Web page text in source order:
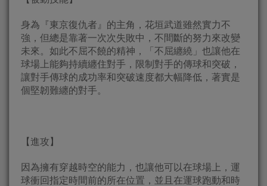
身為『東京復仇者』的主角，花垣武道雖然實力不
強，但總是靠著一次次失敗中，不間斷的努力來改變
未來。如此不屈不饒的精神，「不屈纏繞」也讓他在
球場上能夠持續纏住對手，限制對手的傳球和突破，
讓對手傳球的成功率和突破速度都大幅降低，著實是
個堅韌難纏的對手。
【進攻】
因為擁有穿越時空的能力，也讓他可以在球場上，運
球衝回指定時間前的所在位置，並且在運球跑動和時